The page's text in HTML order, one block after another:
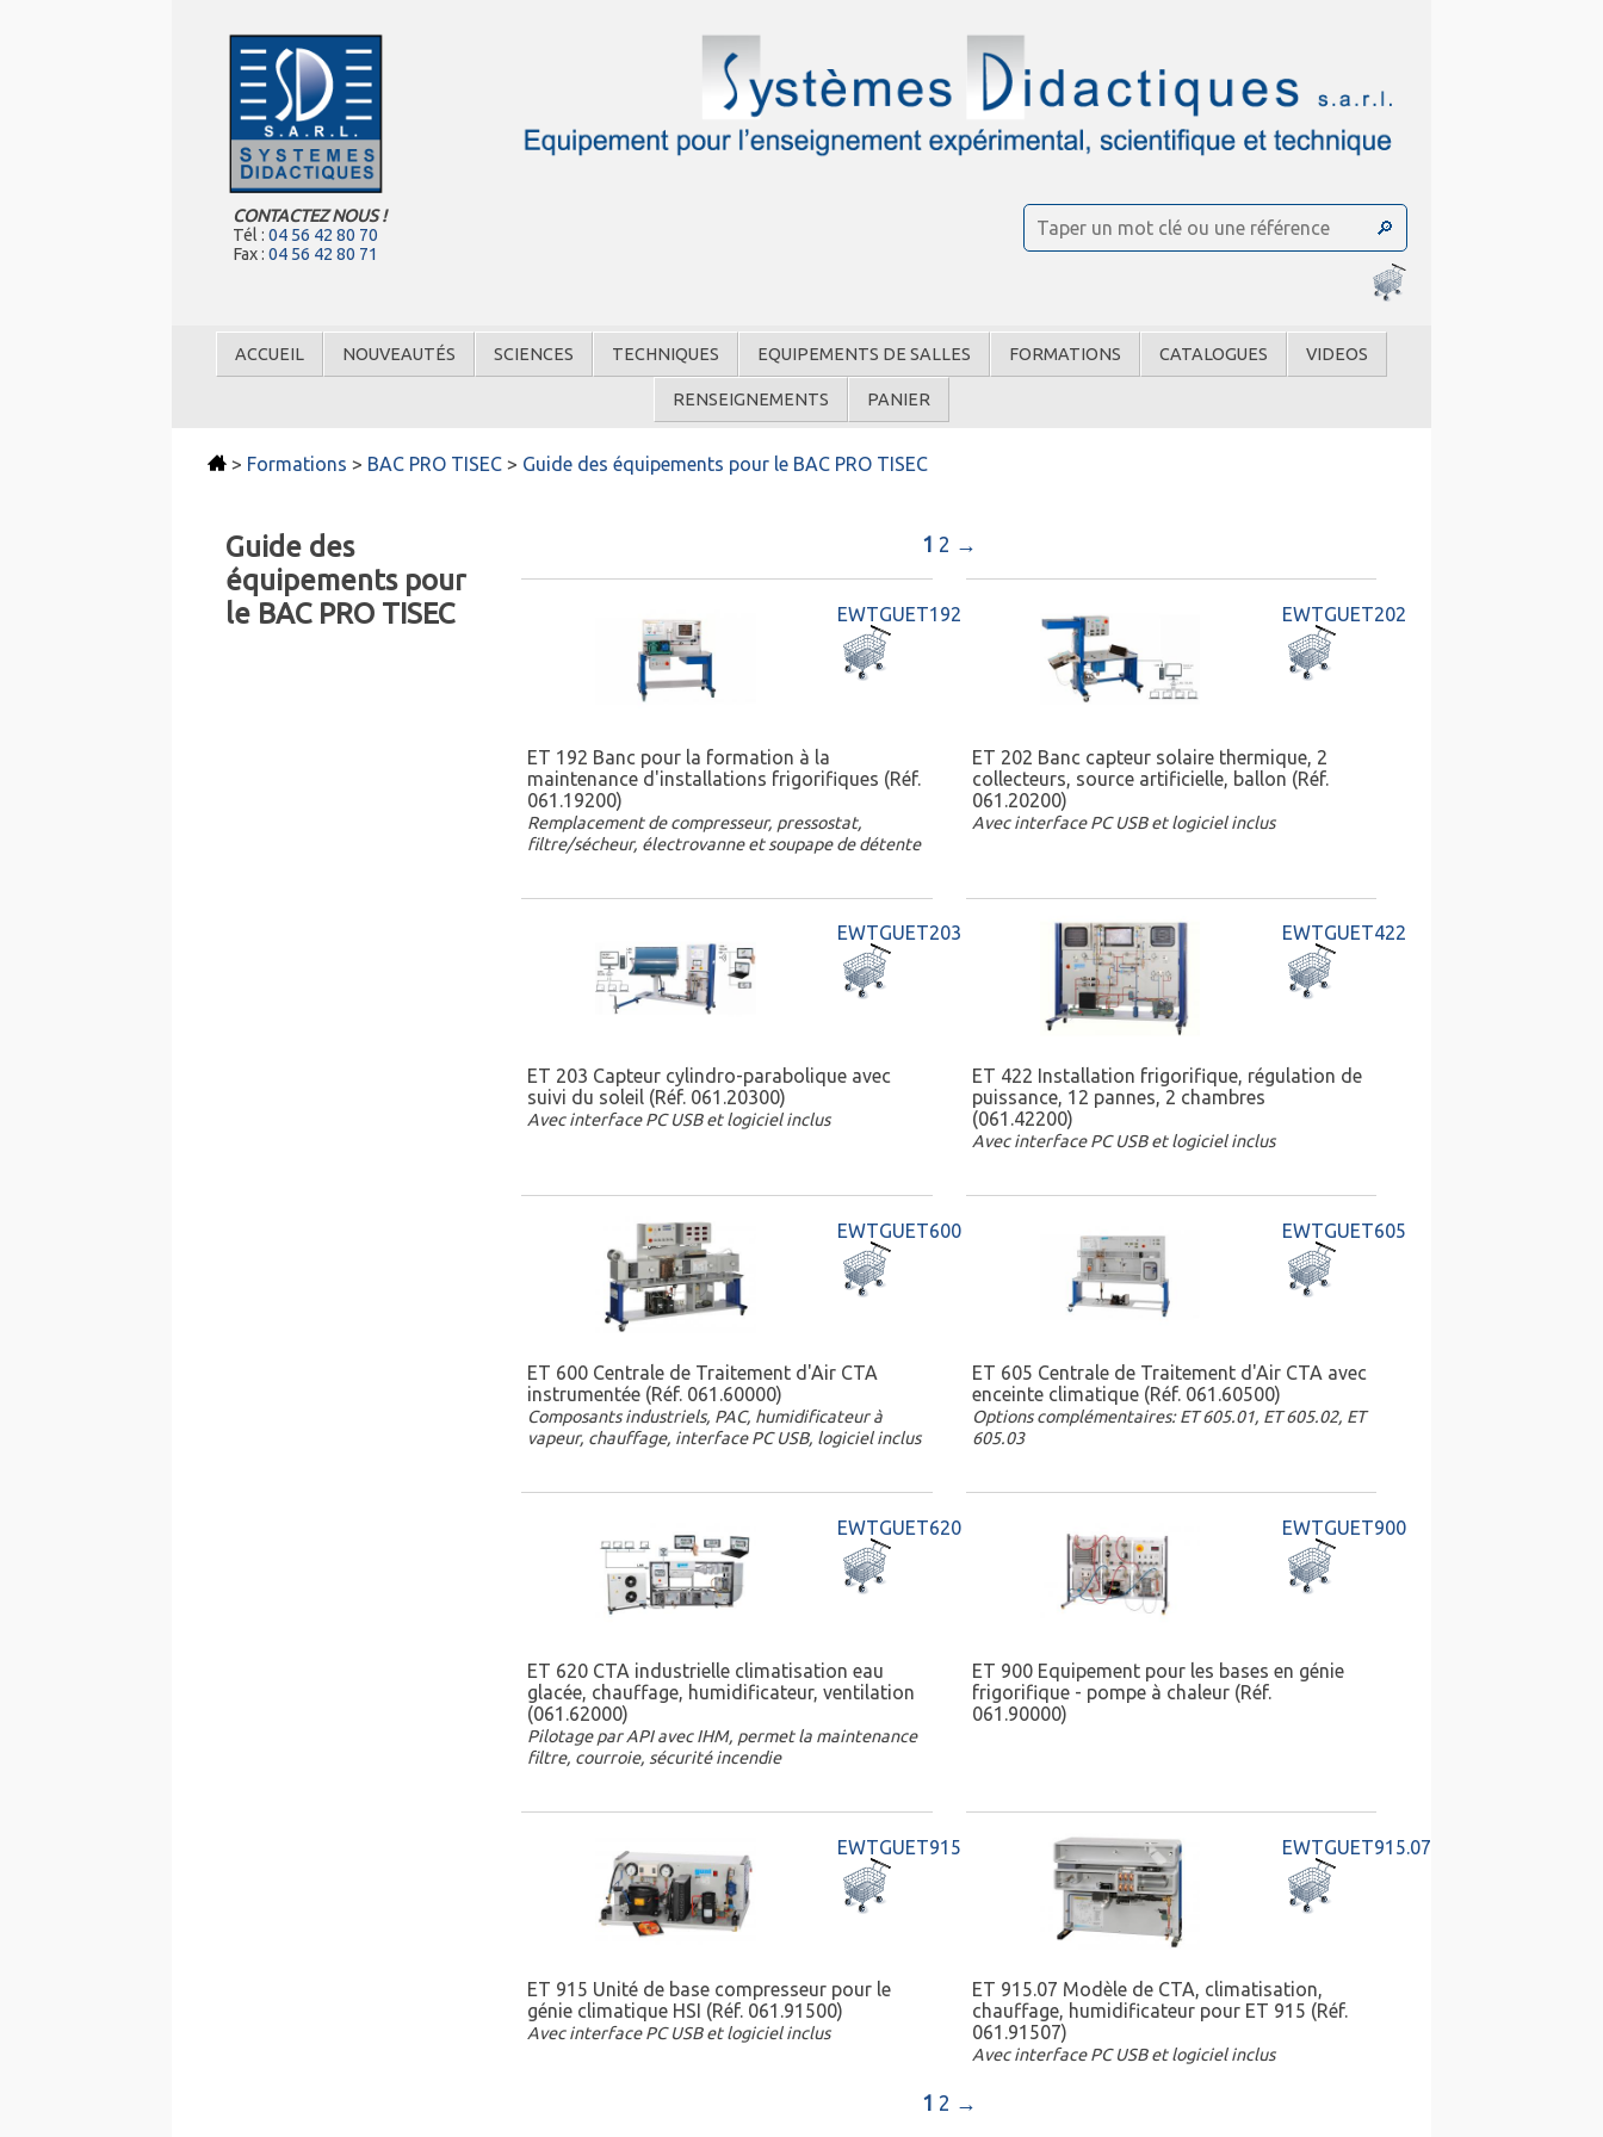
CONTACTEZ NOUS !
Tél : 04 56 42 80 70
Fax : 04 56 42 80 71
ACCUEIL NOUVEAUTÉS SCIENCES TECHNIQUES EQUIPEMENTS DE SALLES FORMATIONS CATALOGUES VIDEOS
RENSEIGNEMENTS PANIER
> Formations > BAC PRO TISEC > Guide des équipements pour le BAC PRO TISEC
Guide des
équipements pour
le BAC PRO TISEC
1 2 →
EWTGUET192
ET 192 Banc pour la formation à la
maintenance d'installations frigorifiques (Réf.
061.19200)
Remplacement de compresseur, pressostat,
filtre/sécheur, électrovanne et soupape de détente
EWTGUET202
ET 202 Banc capteur solaire thermique, 2
collecteurs, source artificielle, ballon (Réf.
061.20200)
Avec interface PC USB et logiciel inclus
EWTGUET203
ET 203 Capteur cylindro-parabolique avec
suivi du soleil (Réf. 061.20300)
Avec interface PC USB et logiciel inclus
EWTGUET422
ET 422 Installation frigorifique, régulation de
puissance, 12 pannes, 2 chambres
(061.42200)
Avec interface PC USB et logiciel inclus
EWTGUET600
ET 600 Centrale de Traitement d'Air CTA
instrumentée (Réf. 061.60000)
Composants industriels, PAC, humidificateur à
vapeur, chauffage, interface PC USB, logiciel inclus
EWTGUET605
ET 605 Centrale de Traitement d'Air CTA avec
enceinte climatique (Réf. 061.60500)
Options complémentaires: ET 605.01, ET 605.02, ET
605.03
EWTGUET620
ET 620 CTA industrielle climatisation eau
glacée, chauffage, humidificateur, ventilation
(061.62000)
Pilotage par API avec IHM, permet la maintenance
filtre, courroie, sécurité incendie
EWTGUET900
ET 900 Equipement pour les bases en génie
frigorifique - pompe à chaleur (Réf.
061.90000)
EWTGUET915
ET 915 Unité de base compresseur pour le
génie climatique HSI (Réf. 061.91500)
Avec interface PC USB et logiciel inclus
EWTGUET915.07
ET 915.07 Modèle de CTA, climatisation,
chauffage, humidificateur pour ET 915 (Réf.
061.91507)
Avec interface PC USB et logiciel inclus
1 2 →